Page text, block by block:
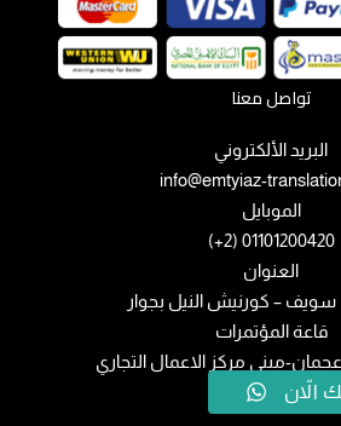
تواصل معنا
البريد الألكتروني
info@emtyiaz-
الموبايل
01101200420 (2+)
العنوان
– كورنيش النيل بجوار
قاعة المؤتمرات
عجمان-مبني مركز الاعمال التجاري
الاّن